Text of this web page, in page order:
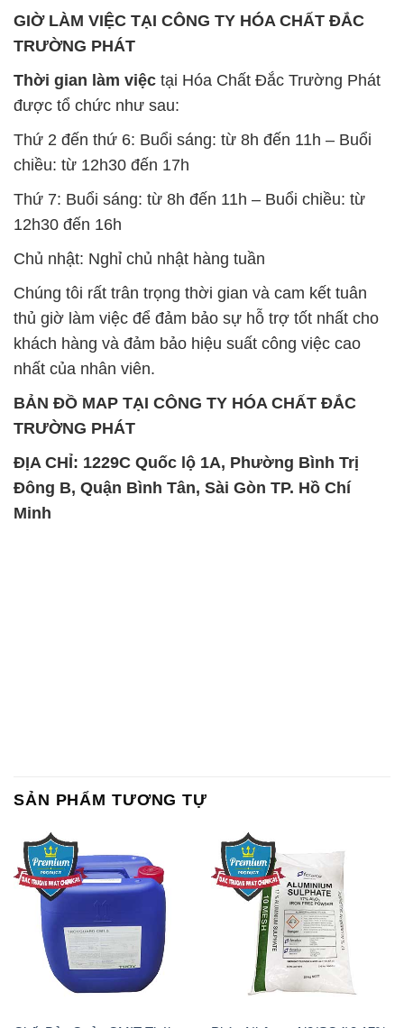
GIỜ LÀM VIỆC TẠI CÔNG TY HÓA CHẤT ĐẮC
TRƯỜNG PHÁT
Thời gian làm việc tại Hóa Chất Đắc Trường Phát
được tổ chức như sau:
Thứ 2 đến thứ 6: Buổi sáng: từ 8h đến 11h – Buổi
chiều: từ 12h30 đến 17h
Thứ 7: Buổi sáng: từ 8h đến 11h – Buổi chiều: từ
12h30 đến 16h
Chủ nhật: Nghỉ chủ nhật hàng tuần
Chúng tôi rất trân trọng thời gian và cam kết tuân
thủ giờ làm việc để đảm bảo sự hỗ trợ tốt nhất cho
khách hàng và đảm bảo hiệu suất công việc cao
nhất của nhân viên.
BẢN ĐỒ MAP TẠI CÔNG TY HÓA CHẤT ĐẮC
TRƯỜNG PHÁT
ĐỊA CHỈ: 1229C Quốc lộ 1A, Phường Bình Trị
Đông B, Quận Bình Tân, Sài Gòn TP. Hồ Chí
Minh
SẢN PHẨM TƯƠNG TỰ